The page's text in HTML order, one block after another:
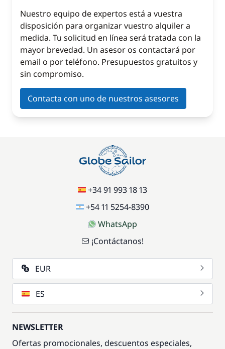
Nuestro equipo de expertos está a vuestra
disposición para organizar vuestro alquiler a
medida. Tu solicitud en línea será tratada con la
mayor brevedad. Un asesor os contactará por
email o por teléfono. Presupuestos gratuitos y
sin compromiso.
Contacta con uno de nuestros asesores
+34 91 993 18 13
+54 11 5254-8390
WhatsApp
¡Contáctanos!
EUR
ES
NEWSLETTER
Ofertas promocionales, descuentos especiales,